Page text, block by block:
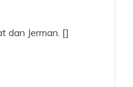
dan Jerman. []